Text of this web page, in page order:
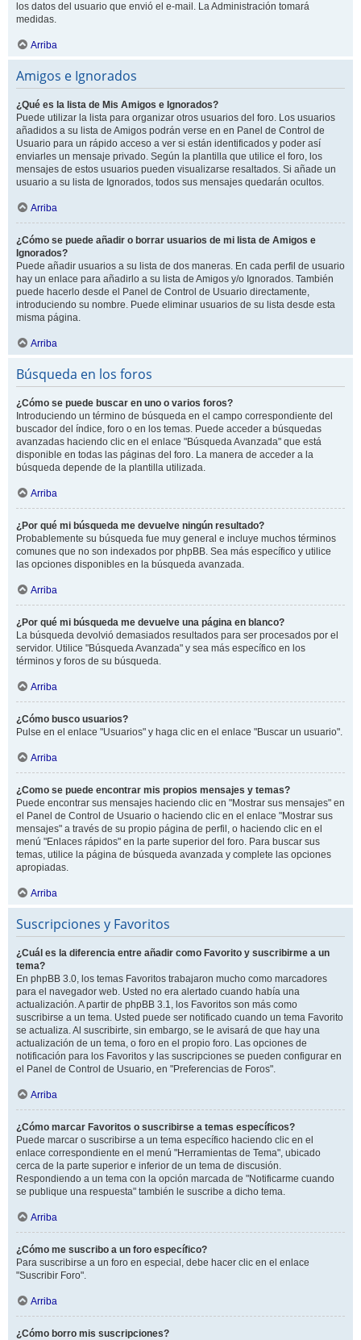
los datos del usuario que envió el e-mail. La Administración tomará
medidas.
Arriba
Amigos e Ignorados
¿Qué es la lista de Mis Amigos e Ignorados?
Puede utilizar la lista para organizar otros usuarios del foro. Los usuarios
añadidos a su lista de Amigos podrán verse en en Panel de Control de
Usuario para un rápido acceso a ver si están identificados y poder así
enviarles un mensaje privado. Según la plantilla que utilice el foro, los
mensajes de estos usuarios pueden visualizarse resaltados. Si añade un
usuario a su lista de Ignorados, todos sus mensajes quedarán ocultos.
Arriba
¿Cómo se puede añadir o borrar usuarios de mi lista de Amigos e
Ignorados?
Puede añadir usuarios a su lista de dos maneras. En cada perfil de usuario
hay un enlace para añadirlo a su lista de Amigos y/o Ignorados. También
puede hacerlo desde el Panel de Control de Usuario directamente,
introduciendo su nombre. Puede eliminar usuarios de su lista desde esta
misma página.
Arriba
Búsqueda en los foros
¿Cómo se puede buscar en uno o varios foros?
Introduciendo un término de búsqueda en el campo correspondiente del
buscador del índice, foro o en los temas. Puede acceder a búsquedas
avanzadas haciendo clic en el enlace "Búsqueda Avanzada" que está
disponible en todas las páginas del foro. La manera de acceder a la
búsqueda depende de la plantilla utilizada.
Arriba
¿Por qué mi búsqueda me devuelve ningún resultado?
Probablemente su búsqueda fue muy general e incluye muchos términos
comunes que no son indexados por phpBB. Sea más específico y utilice
las opciones disponibles en la búsqueda avanzada.
Arriba
¿Por qué mi búsqueda me devuelve una página en blanco?
La búsqueda devolvió demasiados resultados para ser procesados por el
servidor. Utilice "Búsqueda Avanzada" y sea más específico en los
términos y foros de su búsqueda.
Arriba
¿Cómo busco usuarios?
Pulse en el enlace "Usuarios" y haga clic en el enlace "Buscar un usuario".
Arriba
¿Como se puede encontrar mis propios mensajes y temas?
Puede encontrar sus mensajes haciendo clic en "Mostrar sus mensajes" en
el Panel de Control de Usuario o haciendo clic en el enlace "Mostrar sus
mensajes" a través de su propio página de perfil, o haciendo clic en el
menú "Enlaces rápidos" en la parte superior del foro. Para buscar sus
temas, utilice la página de búsqueda avanzada y complete las opciones
apropiadas.
Arriba
Suscripciones y Favoritos
¿Cuál es la diferencia entre añadir como Favorito y suscribirme a un
tema?
En phpBB 3.0, los temas Favoritos trabajaron mucho como marcadores
para el navegador web. Usted no era alertado cuando había una
actualización. A partir de phpBB 3.1, los Favoritos son más como
suscribirse a un tema. Usted puede ser notificado cuando un tema Favorito
se actualiza. Al suscribirte, sin embargo, se le avisará de que hay una
actualización de un tema, o foro en el propio foro. Las opciones de
notificación para los Favoritos y las suscripciones se pueden configurar en
el Panel de Control de Usuario, en "Preferencias de Foros".
Arriba
¿Cómo marcar Favoritos o suscribirse a temas específicos?
Puede marcar o suscribirse a un tema específico haciendo clic en el
enlace correspondiente en el menú "Herramientas de Tema", ubicado
cerca de la parte superior e inferior de un tema de discusión.
Respondiendo a un tema con la opción marcada de "Notificarme cuando
se publique una respuesta" también le suscribe a dicho tema.
Arriba
¿Cómo me suscribo a un foro específico?
Para suscribirse a un foro en especial, debe hacer clic en el enlace
"Suscribir Foro".
Arriba
¿Cómo borro mis suscripciones?